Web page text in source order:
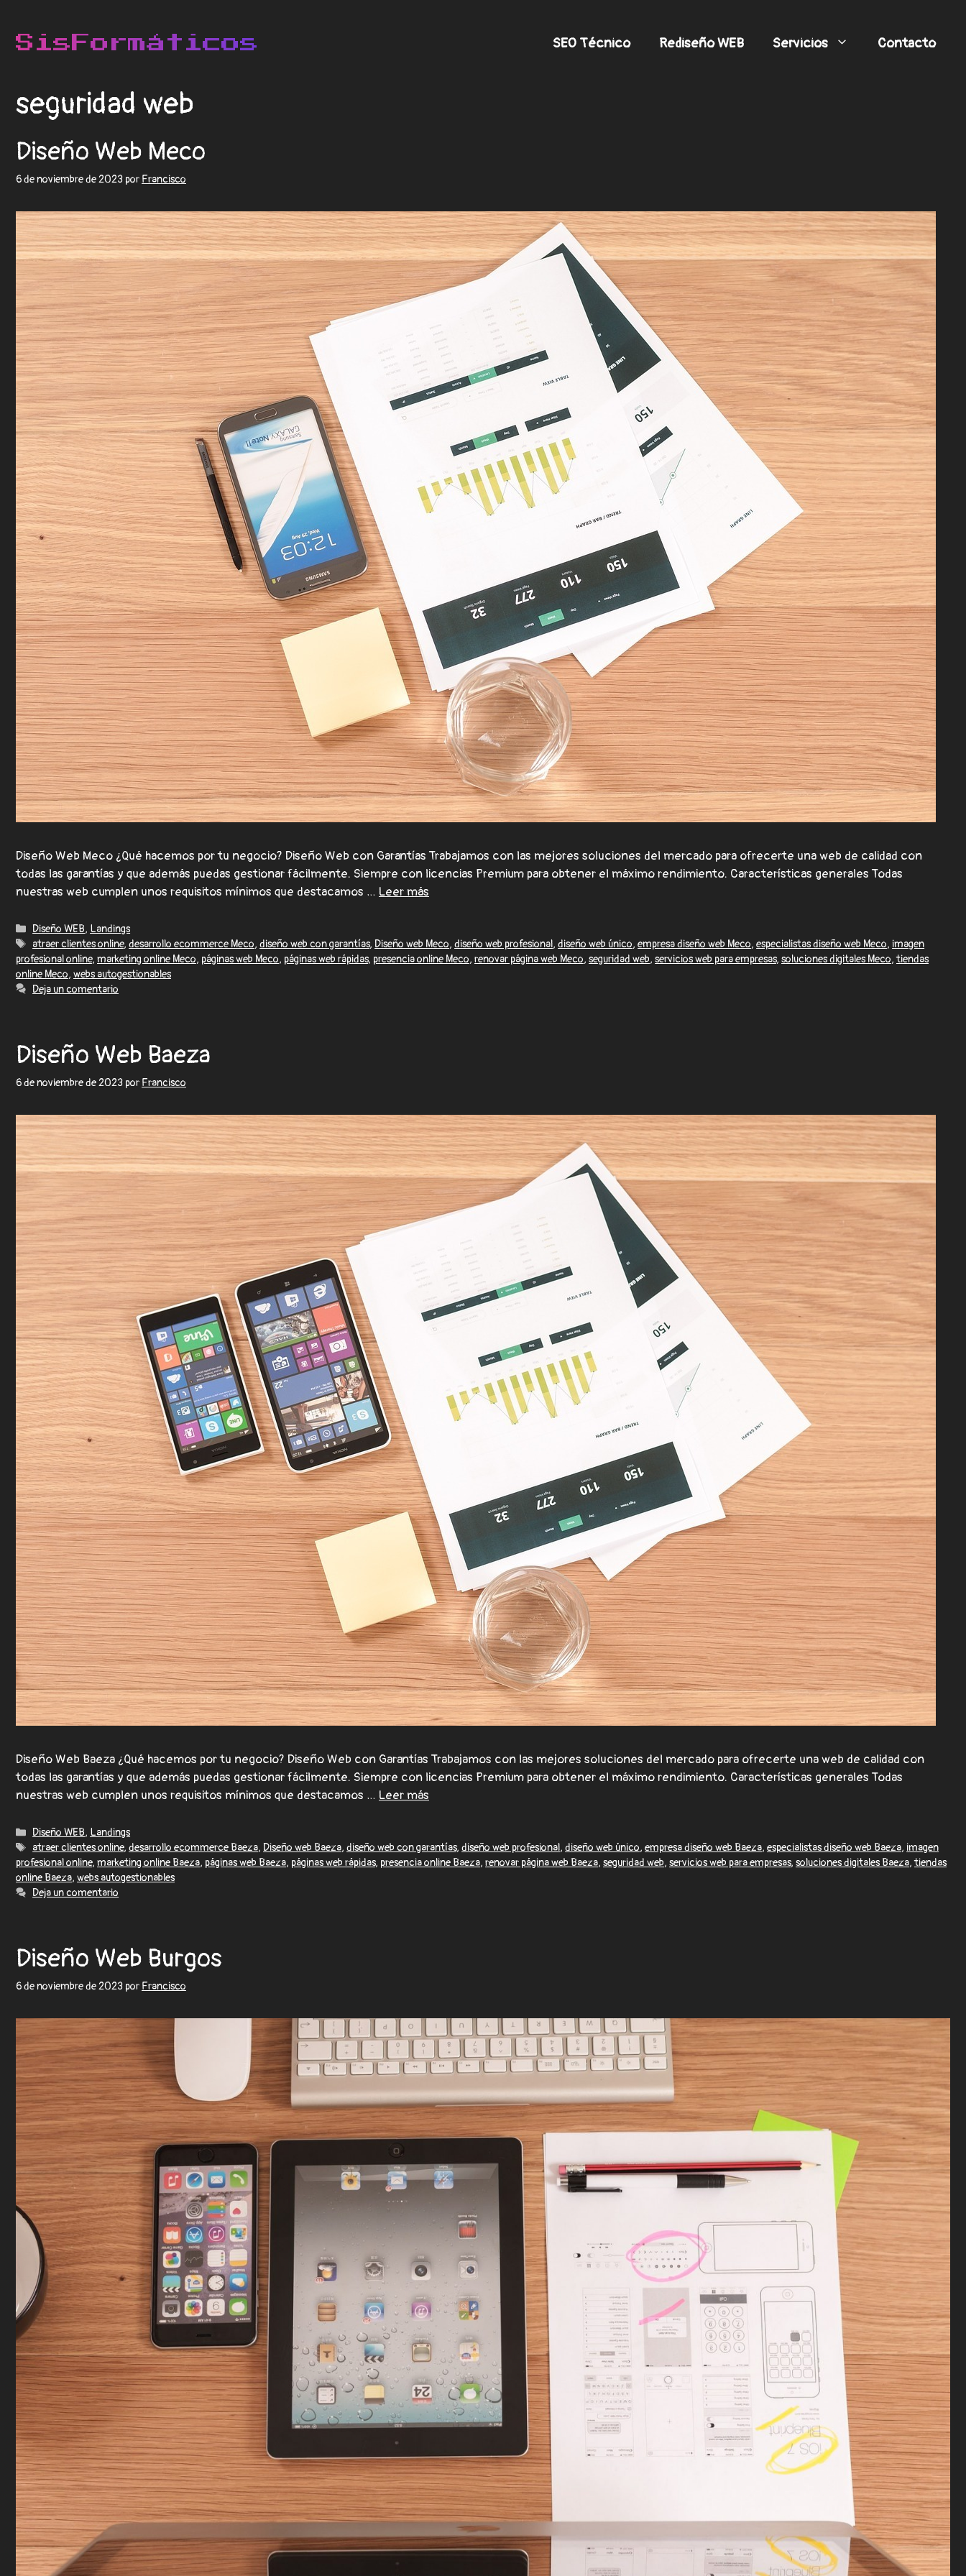
SEO Técnico Rediseño WEB Servicios Contacto
seguridad web
Diseño Web Meco
6 de noviembre de 2023 por Francisco
Diseño Web Meco ¿Qué hacemos por tu negocio? Diseño Web con Garantías Trabajamos con las mejores soluciones del mercado para ofrecerte una web de calidad con
todas las garantías y que además puedas gestionar fácilmente. Siempre con licencias Premium para obtener el máximo rendimiento. Características generales Todas
nuestras web cumplen unos requisitos mínimos que destacamos … Leer más
Diseño WEB, Landings
atraer clientes online,desarrollo ecommerce Meco,diseño web con garantías, Diseño web Meco,diseño web profesional,diseño web único,empresa diseño web Meco,especialistas diseño web Meco, imagen
profesional online, marketing online Meco, páginas web Meco, páginas web rápidas, presencia online Meco, renovar página web Meco, seguridad web, servicios web para empresas, soluciones digitales Meco,tiendas
online Meco, webs autogestionables
Deja un comentario
Diseño Web Baeza
6 de noviembre de 2023 por Francisco
Diseño Web Baeza ¿Qué hacemos por tu negocio? Diseño Web con Garantías Trabajamos con las mejores soluciones del mercado para ofrecerte una web de calidad con
todas las garantías y que además puedas gestionar fácilmente. Siempre con licencias Premium para obtener el máximo rendimiento. Características generales Todas
nuestras web cumplen unos requisitos mínimos que destacamos … Leer más
Diseño WEB, Landings
atraer clientes online,desarrollo ecommerce Baeza, Diseño web Baeza,diseño web con garantías,diseño web profesional,diseño web único,empresa diseño web Baeza,especialistas diseño web Baeza, imagen
profesional online, marketing online Baeza, páginas web Baeza, páginas web rápidas, presencia online Baeza, renovar página web Baeza, seguridad web, servicios web para empresas, soluciones digitales Baeza,tiendas
online Baeza, webs autogestionables
Deja un comentario
Diseño Web Burgos
6 de noviembre de 2023 por Francisco